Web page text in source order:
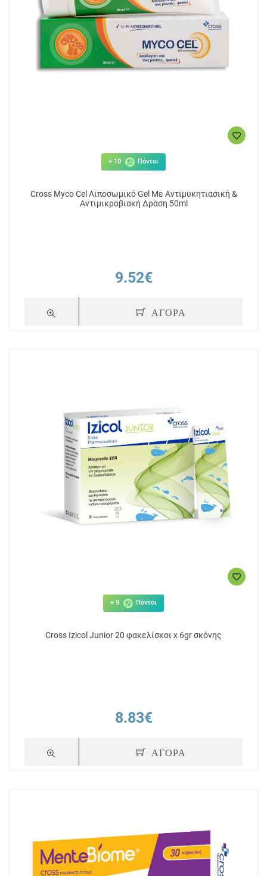
+ 10 Πόντοι
Cross Myco Cel Λιποσωμικό Gel Με Αντιμυκητιασική &
Αντιμικροβιακή Δράση 50ml
9.52€
ΑΓΟΡΑ
+ 9 Πόντοι
Cross Izicol Junior 20 φακελίσκοι x 6gr σκόνης
8.83€
ΑΓΟΡΑ